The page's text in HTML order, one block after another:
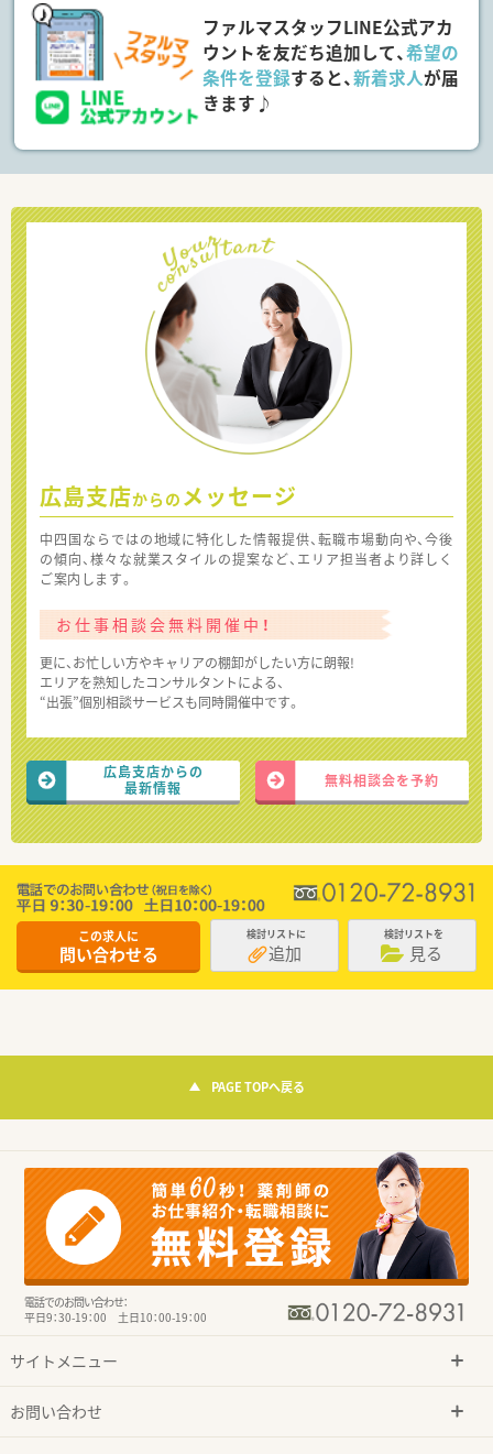
ファルマスタッフLINE公式アカ
ウントを友だち追加して、希望の
条件を登録すると、新着求人が届
きます♪
広島支店からの メッセージ
中四国ならではの地域に特化した情報提供、転職市場動向や、今後
の傾向、様々な就業スタイルの提案など、エリア担当者より詳しく
ご案内します。
お仕事相談会無料開催中！
更に、お忙しい方やキャリアの棚卸がしたい方に朗報!
エリアを熟知したコンサルタントによる、
“出張”個別相談サービスも同時開催中です。
広島支店からの
最新情報
無料相談会を予約
この求人に
問い合わせる
検討リストに
追加
検討リストを
見る
PAGE TOPへ戻る
電話でのお問い合わせ：
平日9：30-19：00 土日10：00-19：00
サイトメニュー
お問い合わせ